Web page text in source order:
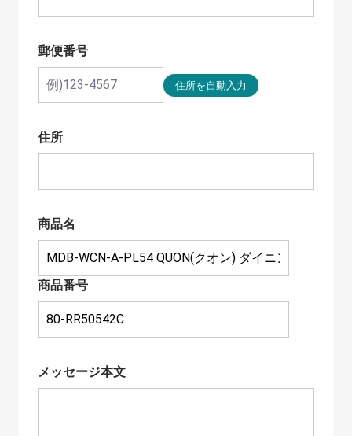
郵便番号
住所
商品名
商品番号
メッセージ本文